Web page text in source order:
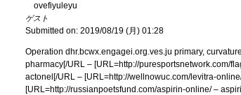
ovefiyuleyu
ゲスト
Submitted on: 2019/08/19 (月) 01:28
Operation dhr.bcwx.engagei.org.ves.ju primary,
pharmacy[/URL – [URL=http://puresportsnetwork.com/
actonel[/URL – [URL=http://wellnowuc.com/levitra-
[URL=http://russianpoetsfund.com/aspirin-online/ –